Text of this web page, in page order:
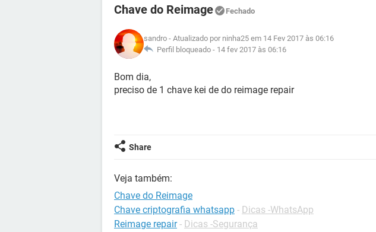
Chave do Reimage Fechado
sandro - Atualizado por ninha25 em 14 Fev 2017 às 06:16
Perfil bloqueado - 14 fev 2017 às 06:16
Bom dia,
preciso de 1 chave kei de do reimage repair
Share
Veja também:
Chave do Reimage
Chave criptografia whatsapp - Dicas -WhatsApp
Reimage repair - Dicas -Segurança